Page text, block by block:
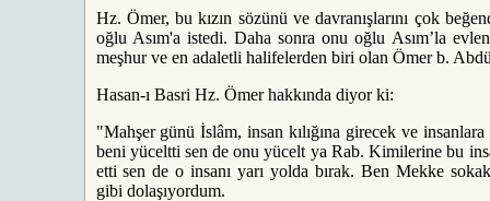
Hz. Ömer, bu kızın sözünü ve davranışlarını çok
oğlu Asım'a istedi. Daha sonra onu oğlu Asım’la
meşhur ve en adaletli halifelerden biri olan Ömer b.
Hasan-ı Basri Hz. Ömer hakkında diyor ki:
"Mahşer günü İslâm, insan kılığına girecek ve
beni yüceltti sen de onu yücelt ya Rab. Kimilerine bu
etti sen de o insanı yarı yolda bırak. Ben Mekke
gibi dolaşıyordum.